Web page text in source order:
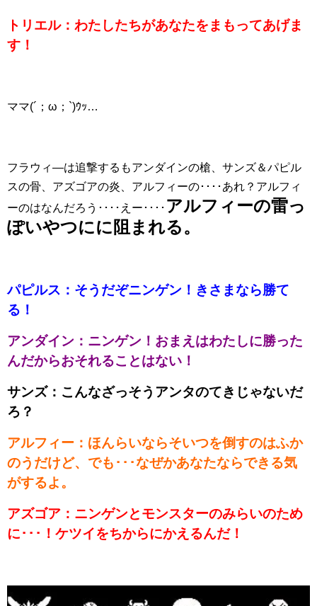
トリエル：わたしたちがあなたをまもってあげま
す！
ママ(´；ω；`)ｳｯ…
フラウィ―は追撃するもアンダインの槍、サンズ＆パピル
スの骨、アズゴアの炎、アルフィーの････あれ？アルフィ
ーのはなんだろう････えー････ アルフィーの雷っ
ぽいやつにに阻まれる。
パピルス：そうだぞニンゲン！きさまなら勝て
る！
アンダイン：ニンゲン！おまえはわたしに勝った
んだからおそれることはない！
サンズ：こんなざっそうアンタのてきじゃないだ
ろ？
アルフィー：ほんらいならそいつを倒すのはふか
のうだけど、でも･･･なぜかあなたならできる気
がするよ。
アズゴア：ニンゲンとモンスターのみらいのため
に･･･！ケツイをちからにかえるんだ！